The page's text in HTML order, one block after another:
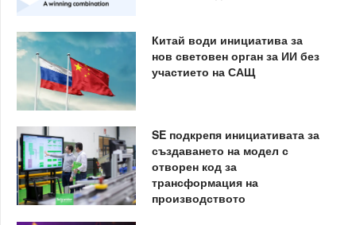
Китай води инициатива за
нов световен орган за ИИ без
участието на САЩ
SE подкрепя инициативата за
създаването на модел с
отворен код за
трансформация на
производството